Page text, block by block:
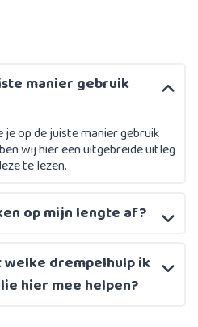
manier gebruik
op de juiste manier gebruik
wij hier een uitgebreide uitleg
te lezen.
op mijn lengte af?
drempelhulp ik
hier mee helpen?